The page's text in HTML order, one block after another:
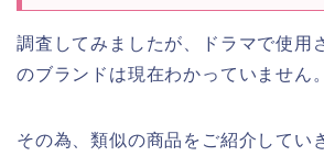
調査してみましたが、ドラマで使用
のブランドは現在わかっていません。
その為、類似の商品をご紹介してい